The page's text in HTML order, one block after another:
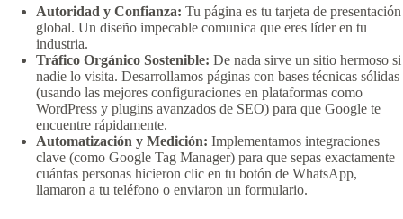
Autoridad y Confianza: Tu página es tu tarjeta de presentación
global. Un diseño impecable comunica que eres líder en tu
industria.
Tráfico Orgánico Sostenible: De nada sirve un sitio hermoso si
nadie lo visita. Desarrollamos páginas con bases técnicas sólidas
(usando las mejores configuraciones en plataformas como
WordPress y plugins avanzados de SEO) para que Google te
encuentre rápidamente.
Automatización y Medición: Implementamos integraciones
clave (como Google Tag Manager) para que sepas exactamente
cuántas personas hicieron clic en tu botón de WhatsApp,
llamaron a tu teléfono o enviaron un formulario.